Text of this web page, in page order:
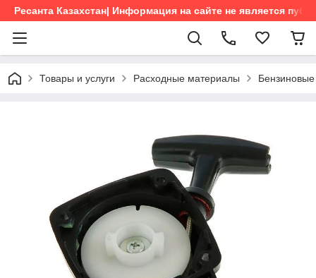
Ресанта Казахстан| Информация на сайте не является
Товары и услуги Расходные материалы